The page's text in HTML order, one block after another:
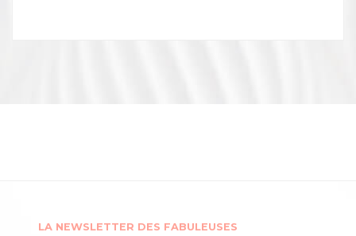
LA NEWSLETTER DES FABULEUSES